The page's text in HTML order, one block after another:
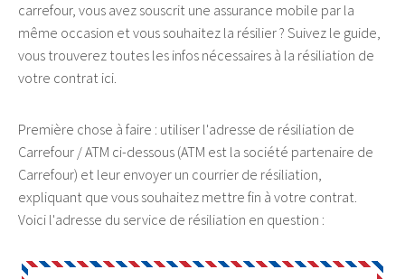
carrefour, vous avez souscrit une assurance mobile par la
même occasion et vous souhaitez la résilier ? Suivez le guide,
vous trouverez toutes les infos nécessaires à la résiliation de
votre contrat ici.
Première chose à faire : utiliser l'adresse de résiliation de
Carrefour / ATM ci-dessous (ATM est la société partenaire de
Carrefour) et leur envoyer un courrier de résiliation,
expliquant que vous souhaitez mettre fin à votre contrat.
Voici l'adresse du service de résiliation en question :